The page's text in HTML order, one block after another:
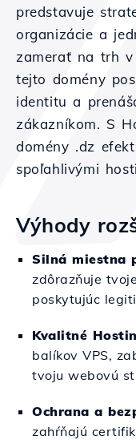
predstavuje
organizácie a
zamerať na trh
tejto domény
identitu a
zákazníkom. S
domény .dz
spoľahlivými
Výhody
Silná miestna
zdôrazňuje
poskytujúc
Kvalitné
balíkov VPS,
tvoju webovú
Ochrana a
zahŕňajú